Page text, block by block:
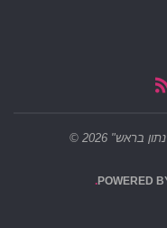
2026 ©
POWERED